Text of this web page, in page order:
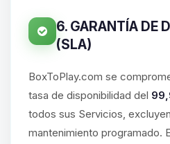
6. GARANTÍA DE
(SLA)
BoxToPlay.com se
tasa de disponibilidad del
todos sus Servicios,
mantenimiento programado.